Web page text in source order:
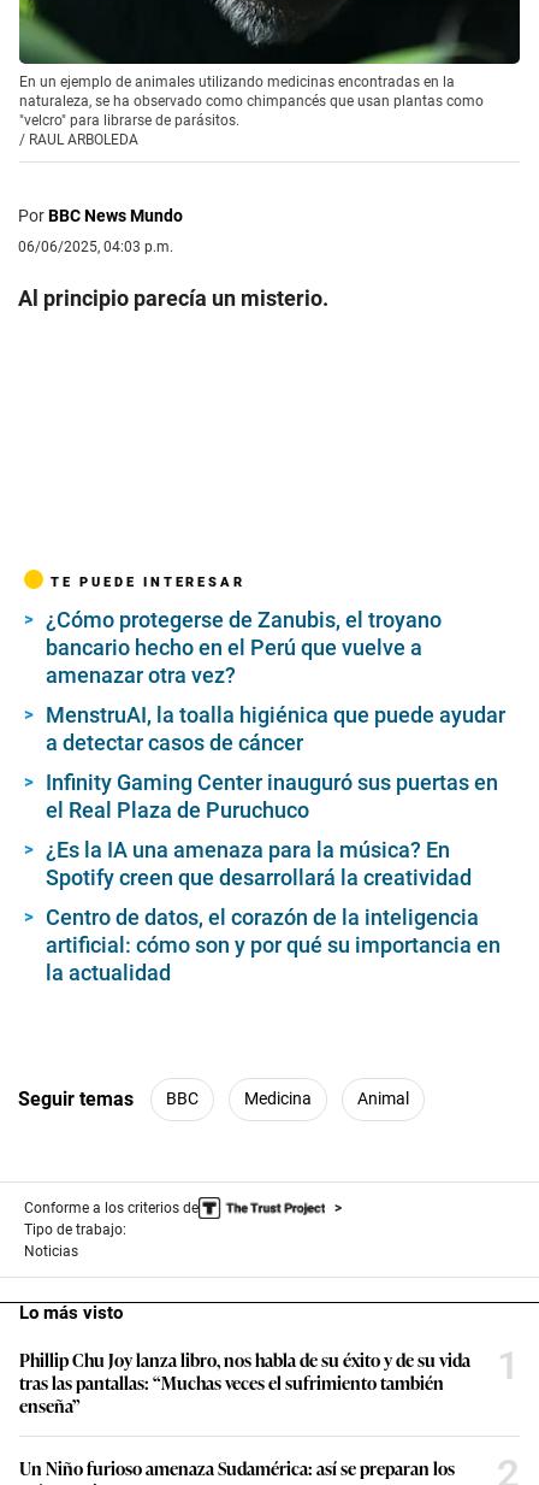
En un ejemplo de animales utilizando medicinas encontradas en la
naturaleza, se ha observado como chimpancés que usan plantas como
"velcro" para librarse de parásitos.
/ RAUL ARBOLEDA
PorBBC News Mundo
06/06/2025, 04:03 p.m.
Al principio parecía un misterio.
TE PUEDE INTERESAR
¿Cómo protegerse de Zanubis, el troyano
bancario hecho en el Perú que vuelve a
amenazar otra vez?
MenstruAI, la toalla higiénica que puede ayudar
a detectar casos de cáncer
Infinity Gaming Center inauguró sus puertas en
el Real Plaza de Puruchuco
¿Es la IA una amenaza para la música? En
Spotify creen que desarrollará la creatividad
Centro de datos, el corazón de la inteligencia
artificial: cómo son y por qué su importancia en
la actualidad
Seguir temas BBC Medicina Animal
Conforme a los criterios de
Tipo de trabajo:
Noticias
Lo más visto
Phillip Chu Joy lanza libro, nos habla de su éxito y de su vida
tras las pantallas: “Muchas veces el sufrimiento también
enseña”
1
Un Niño furioso amenaza Sudamérica: así se preparan los
2